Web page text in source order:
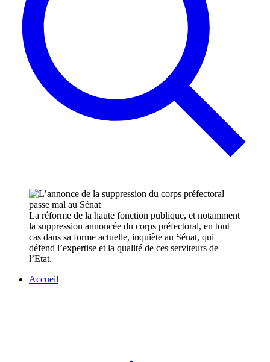
La réforme de la haute fonction publique, et notamment
la suppression annoncée du corps préfectoral, en tout
cas dans sa forme actuelle, inquiète au Sénat, qui
défend l’expertise et la qualité de ces serviteurs de
l’Etat.
Accueil